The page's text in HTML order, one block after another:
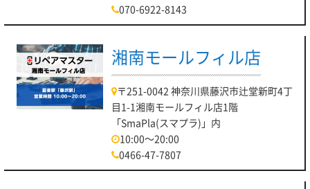
070-6922-8143
湘南モールフィル店
〒251-0042 神奈川県藤沢市辻堂新町4丁
目1-1湘南モールフィル店1階
「SmaPla(スマプラ)」内
10:00～20:00
0466-47-7807